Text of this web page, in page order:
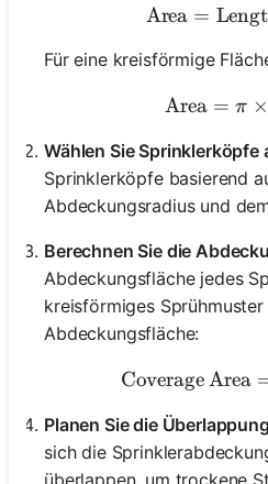
Area =
Für eine kreisförmige
Area = π ×
Wählen Sie Sprinklerköpfe
Sprinklerköpfe basierend
Abdeckungsradius und
Berechnen Sie die
Abdeckungsfläche jedes
kreisförmiges
Abdeckungsfläche:
Coverage Area
Planen Sie die Überlappung
sich die
überlappen, um trockene